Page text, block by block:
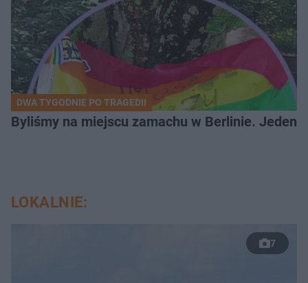
DWA TYGODNIE PO TRAGEDII
Byliśmy na miejscu zamachu w Berlinie. Jeden
LOKALNIE:
7